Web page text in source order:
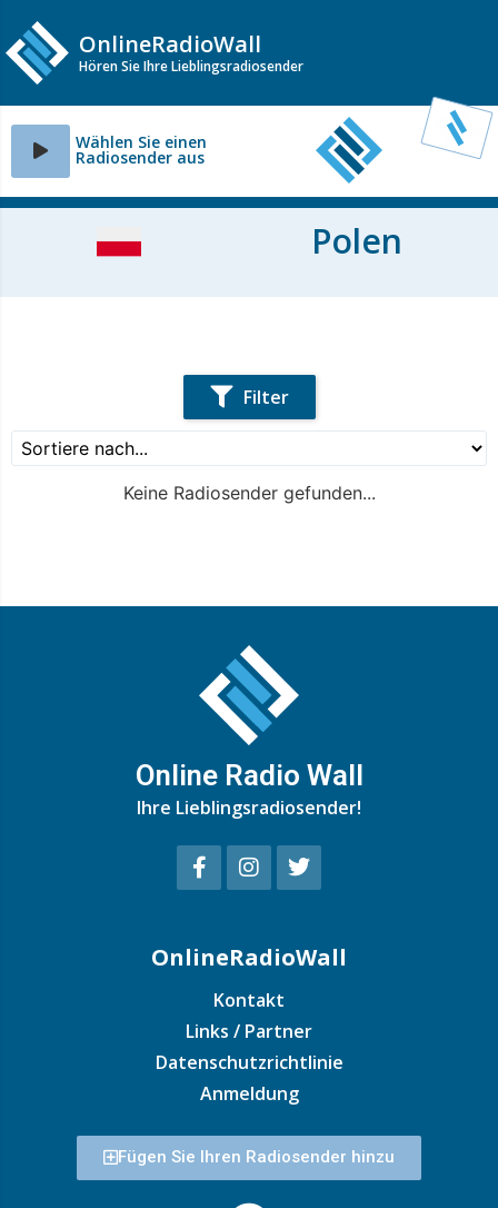
OnlineRadioWall
Hören Sie Ihre Lieblingsradiosender
Wählen Sie einen
Radiosender aus
Polen
Filter
Keine Radiosender gefunden...
Online Radio Wall
Ihre Lieblingsradiosender!
OnlineRadioWall
Kontakt
Links / Partner
Datenschutzrichtlinie
Anmeldung
Fügen Sie Ihren Radiosender hinzu